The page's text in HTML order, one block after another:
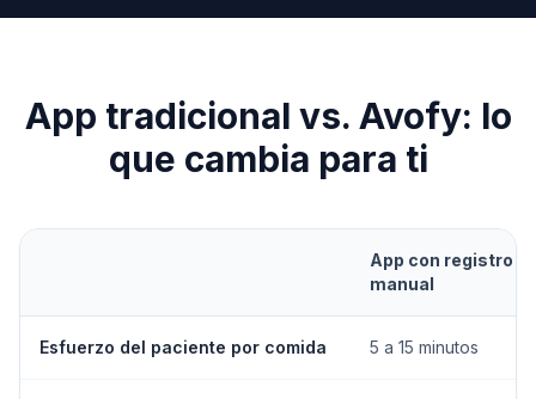
App tradicional vs. Avofy: lo
que cambia para ti
App con registro
manual
Esfuerzo del paciente por comida 5 a 15 minutos